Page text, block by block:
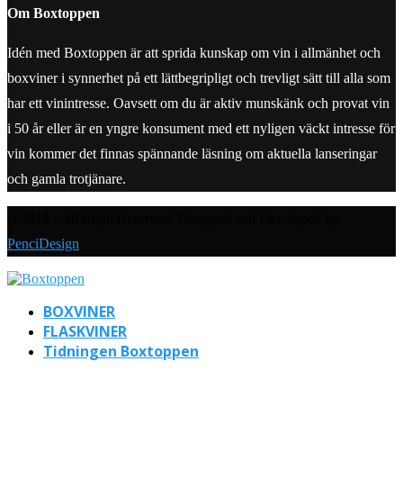
Om Boxtoppen
Idén med Boxtoppen är att sprida kunskap om vin i allmänhet och
boxviner i synnerhet på ett lättbegripligt och trevligt sätt till alla som
har ett vinintresse. Oavsett om du är aktiv munskänk och provat vin
i 50 år eller är en yngre konsument med ett nyligen väckt intresse för
vin kommer det finnas spännande läsning om aktuella lanseringar
och gamla trotjänare.
PenciDesign
BOXVINER
FLASKVINER
Tidningen Boxtoppen